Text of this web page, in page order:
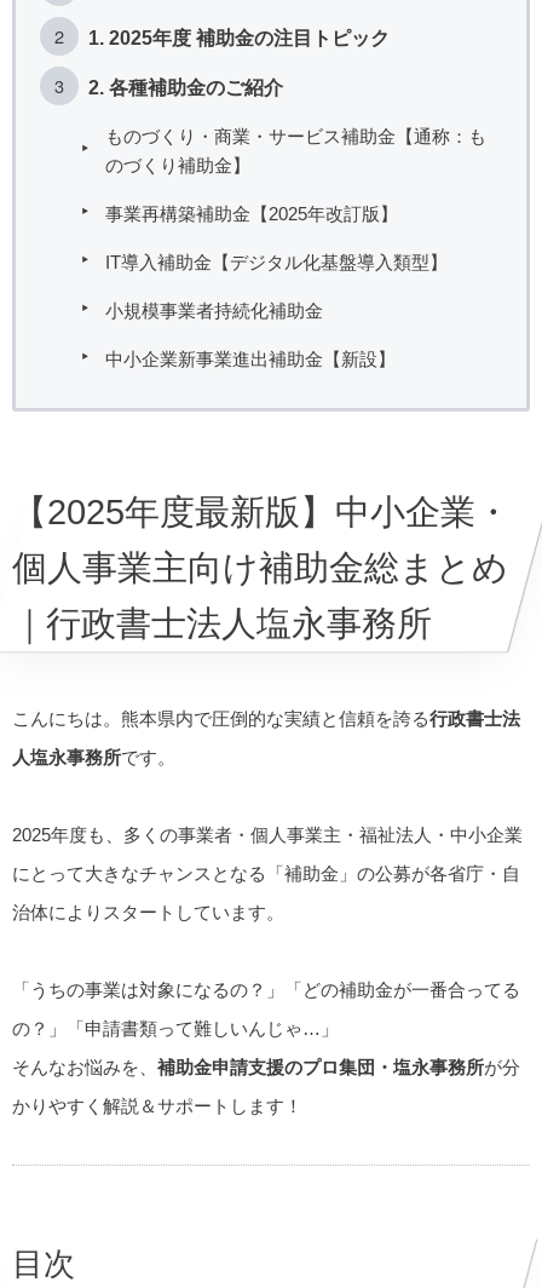
1. 2025年度 補助金の注目トピック
2. 各種補助金のご紹介
ものづくり・商業・サービス補助金【通称：も
のづくり補助金】
事業再構築補助金【2025年改訂版】
IT導入補助金【デジタル化基盤導入類型】
小規模事業者持続化補助金
中小企業新事業進出補助金【新設】
【2025年度最新版】中小企業・
個人事業主向け補助金総まとめ
｜行政書士法人塩永事務所
こんにちは。熊本県内で圧倒的な実績と信頼を誇る行政書士法
人塩永事務所です。
2025年度も、多くの事業者・個人事業主・福祉法人・中小企業
にとって大きなチャンスとなる「補助金」の公募が各省庁・自
治体によりスタートしています。
「うちの事業は対象になるの？」「どの補助金が一番合ってる
の？」「申請書類って難しいんじゃ…」
そんなお悩みを、 補助金申請支援のプロ集団・塩永事務所が分
かりやすく解説＆サポートします！
目次